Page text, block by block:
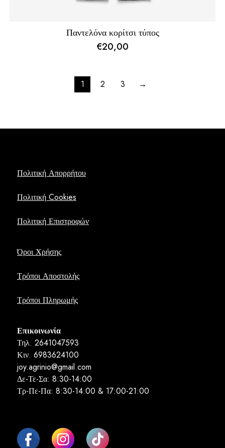
Παντελόνα κορίτσι τύπος
€20,00
1 2 3 →
Πολιτική Απορρήτου
Πολιτική Cookies
Πολιτική Επιστροφών
Όροι Χρήσης
Τρόποι Αποστολής
Τρόποι Πληρωμής
Επικοινωνία
Τηλ. 2641047593
Κιν. 6983624100
joy.agrinio@gmail.com
Δε-Τε-Σα: 8:30-14:00
Τρ-Πε-Πα: 8:30-14:00 & 17:00-21:00